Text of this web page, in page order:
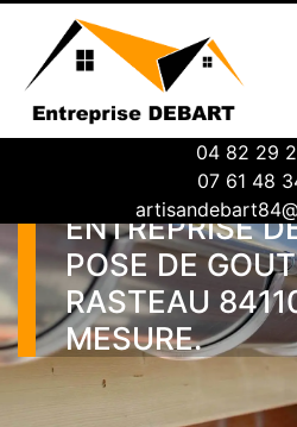
04 82 29
07 61 48
ENTREPRISE
POSE DE
RASTEAU
MESURE.